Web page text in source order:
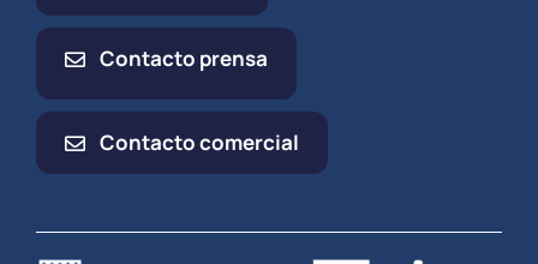
Contacto prensa
Contacto comercial